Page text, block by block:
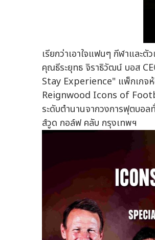
เรียกว่าเอาใจแฟนๆ กีฬาและ
คุณธีระยุทธ จิราธิวัฒน์ บอส
Stay Experience" แพ็กเกจ
Reignwood Icons of
ระดับตำนานจากวงการฟุตบอ
ส์วูด กอล์ฟ คลับ กรุงเทพฯ